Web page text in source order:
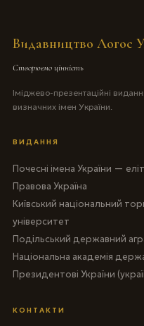
Видавництво Логос
Створюємо цінність
Іміджево-презентаційні
визначних імен України.
ВИДАННЯ
Почесні імена України —
Правова Україна
Київський національний
університет
Подільський державний
Національна академія
Президентові України
КОНТАКТИ